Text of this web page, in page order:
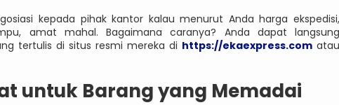
kepada pihak kantor kalau menurut Anda harga ekspedisi,
amat mahal. Bagaimana caranya? Anda dapat langsung
tertulis di situs resmi mereka di https://ekaexpress.com atau
untuk Barang yang Memadai